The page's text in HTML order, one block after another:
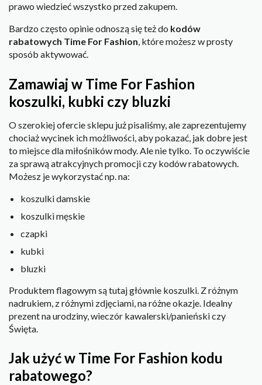
prawo wiedzieć wszystko przed zakupem.
Bardzo często opinie odnoszą się też do kodów
rabatowych Time For Fashion, które możesz w prosty
sposób aktywować.
Zamawiaj w Time For Fashion
koszulki, kubki czy bluzki
O szerokiej ofercie sklepu już pisaliśmy, ale zaprezentujemy
chociaż wycinek ich możliwości, aby pokazać, jak dobre jest
to miejsce dla miłośników mody. Ale nie tylko. To oczywiście
za sprawą atrakcyjnych promocji czy kodów rabatowych.
Możesz je wykorzystać np. na:
koszulki damskie
koszulki męskie
czapki
kubki
bluzki
Produktem flagowym są tutaj głównie koszulki. Z różnym
nadrukiem, z różnymi zdjęciami, na różne okazje. Idealny
prezent na urodziny, wieczór kawalerski/panieński czy
Święta.
Jak użyć w Time For Fashion kodu
rabatowego?